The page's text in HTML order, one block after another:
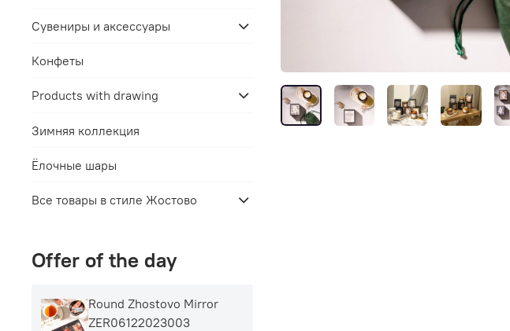
Сувениры и аксессуары
Конфеты
Products with drawing
Зимняя коллекция
Ёлочные шары
Все товары в стиле Жостово
Offer of the day
Round Zhostovo Mirror
ZER06122023003